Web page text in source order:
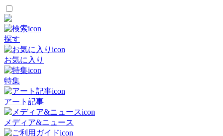
探す
お気に入り
特集
アート記事
メディア&ニュース